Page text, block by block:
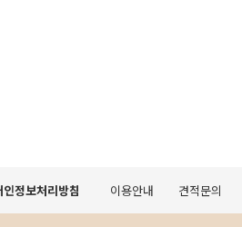
인정보처리방침 이용안내 견적문의